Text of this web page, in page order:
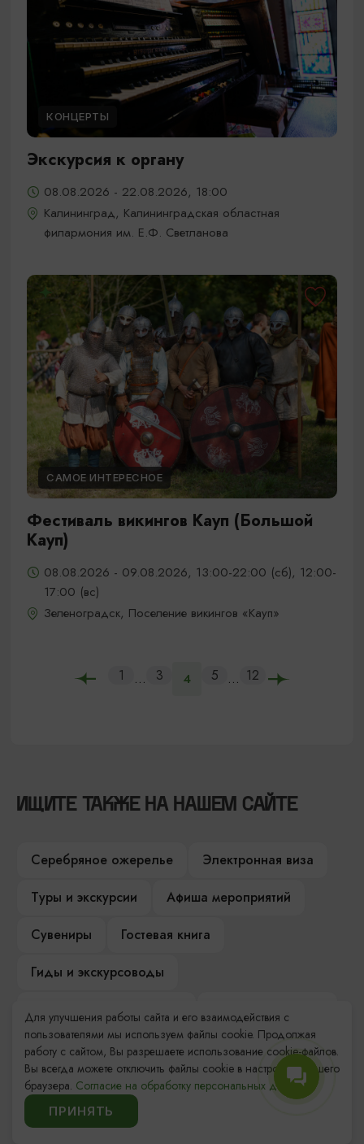
КОНЦЕРТЫ
Экскурсия к органу
08.08.2026 - 22.08.2026, 18:00
Калининград, Калининградская областная
филармония им. Е.Ф. Светланова
САМОЕ ИНТЕРЕСНОЕ
Фестиваль викингов Кауп (Большой
Кауп)
08.08.2026 - 09.08.2026, 13:00-22:00 (сб), 12:00-
17:00 (вс)
Зеленоградск, Поселение викингов «Кауп»
1 ... 3 4 5 ... 12
ИЩИТЕ ТАКЖЕ НА НАШЕМ САЙТЕ
Серебряное ожерелье
Электронная виза
Туры и экскурсии
Афиша мероприятий
Сувениры
Гостевая книга
Гиды и экскурсоводы
Достопримечательности
Карты и маршруты
Рестораны
Гостиницы
Как доехать
Компас Балтийской кухни
Настоящий Калининградец
Для улучшения работы сайта и его взаимодействия с
пользователями мы используем файлы cookie. Продолжая
работу с сайтом, Вы разрешаете использование cookie-файлов.
Вы всегда можете отключить файлы cookie в настройках Вашего
браузера. Согласие на обработку персональных данных.
ПРИНЯТЬ